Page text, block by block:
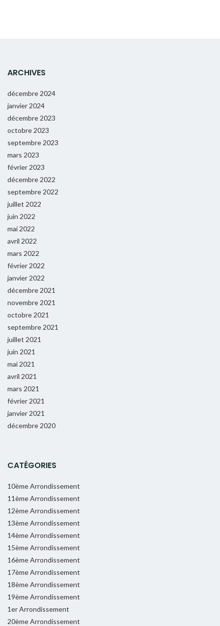
ARCHIVES
décembre 2024
janvier 2024
décembre 2023
octobre 2023
septembre 2023
mars 2023
février 2023
décembre 2022
septembre 2022
juillet 2022
juin 2022
mai 2022
avril 2022
mars 2022
février 2022
janvier 2022
décembre 2021
novembre 2021
octobre 2021
septembre 2021
juillet 2021
juin 2021
mai 2021
avril 2021
mars 2021
février 2021
janvier 2021
décembre 2020
CATÉGORIES
10ème Arrondissement
11ème Arrondissement
12ème Arrondissement
13ème Arrondissement
14ème Arrondissement
15ème Arrondissement
16ème Arrondissement
17ème Arrondissement
18ème Arrondissement
19ème Arrondissement
1er Arrondissement
20ème Arrondissement